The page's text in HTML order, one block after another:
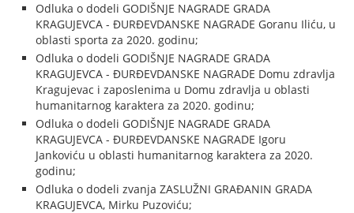
Odluka o dodeli GODIŠNJE NAGRADE GRADA
KRAGUJEVCA - ĐURĐEVDANSKE NAGRADE Goranu Iliću, u
oblasti sporta za 2020. godinu;
Odluka o dodeli GODIŠNJE NAGRADE GRADA
KRAGUJEVCA - ĐURĐEVDANSKE NAGRADE Domu zdravlja
Kragujevac i zaposlenima u Domu zdravlja u oblasti
humanitarnog karaktera za 2020. godinu;
Odluka o dodeli GODIŠNJE NAGRADE GRADA
KRAGUJEVCA - ĐURĐEVDANSKE NAGRADE Igoru
Jankoviću u oblasti humanitarnog karaktera za 2020.
godinu;
Odluka o dodeli zvanja ZASLUŽNI GRAĐANIN GRADA
KRAGUJEVCA, Mirku Puzoviću;